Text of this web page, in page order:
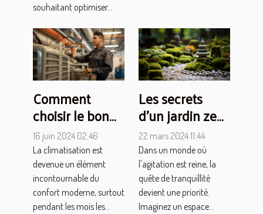
souhaitant optimiser...
Comment
choisir le bon
professionnel
pour l'entretien
de votre
climatisation
16 juin 2024 02:46
La climatisation est
devenue un élément
incontournable du
confort moderne, surtout
pendant les mois les...
Les secrets
d'un jardin zen :
créer une oasis
de sérénité
chez soi
22 mars 2024 11:44
Dans un monde où
l'agitation est reine, la
quête de tranquillité
devient une priorité.
Imaginez un espace...